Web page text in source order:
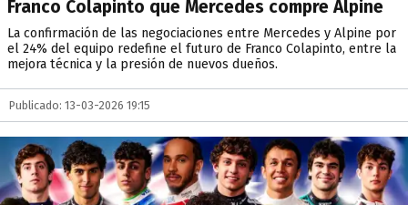
Franco Colapinto que Mercedes compre Alpine
La confirmación de las negociaciones entre Mercedes y Alpine por
el 24% del equipo redefine el futuro de Franco Colapinto, entre la
mejora técnica y la presión de nuevos dueños.
Publicado: 13-03-2026 19:15